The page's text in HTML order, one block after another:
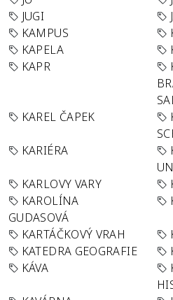
JUGI
KAMPUS
KAPELA
KAPR
KAREL ČAPEK
KARIÉRA
KARLOVY VARY
KAROLÍNA
GUDASOVÁ
KARTÁČKOVÝ VRAH
KATEDRA GEOGRAFIE
KÁVA